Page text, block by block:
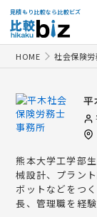
見積もり比較なら比較ビズ
HOME 社会保険労
平
熊本大学工学部
械設計、プラン
ボットなどをつ
長、管理職を経